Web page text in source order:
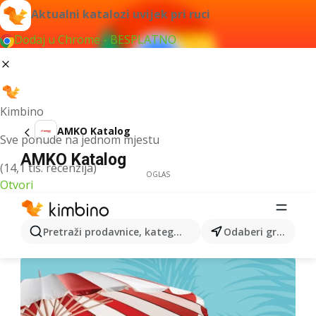
Aktualni katalozi uvijek pri ruci
Dodaj u Chrome - BESPLATNO
Kimbino
Sve ponude na jednom mjestu
(14,1 tis. recenzija)
Otvori
Pretraži prodavnice, kategorije, proizvode... Odaberi grad
AMKO Katalog
AMKO Katalog
OGLAS